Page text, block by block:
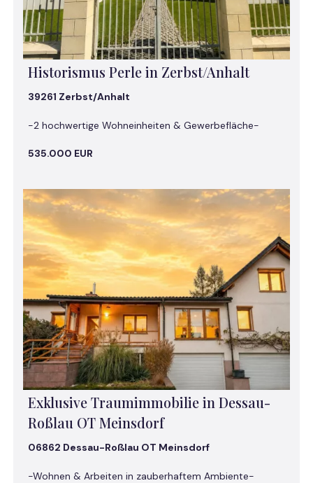
Historismus Perle in Zerbst/Anhalt
39261 Zerbst/Anhalt
-2 hochwertige Wohneinheiten & Gewerbefläche-
535.000 EUR
Exklusive Traumimmobilie in Dessau-
Roßlau OT Meinsdorf
06862 Dessau-Roßlau OT Meinsdorf
-Wohnen & Arbeiten in zauberhaftem Ambiente-